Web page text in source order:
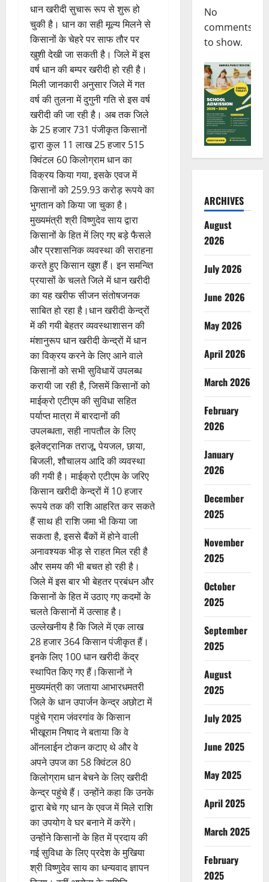
धान खरीदी सुचारू रूप से शुरू हो
चुकी है। धान का सही मूल्य मिलने से
किसानों के चेहरे पर साफ तौर पर
खुशी देखी जा सकती है। जिले में इस
वर्ष धान की बम्पर खरीदी हो रही है।
मिली जानकारी अनुसार जिले में गत
वर्ष की तुलना में दुगुनी गति से इस वर्ष
खरीदी की जा रही है। अब तक जिले
के 25 हजार 731 पंजीकृत किसानों
द्वारा कुल 11 लाख 25 हजार 515
क्विंटल 60 किलोग्राम धान का
विक्रय किया गया, इसके एवज में
किसानों को 259.93 करोड़ रूपये का
भुगतान को किया जा चुका है।
मुख्यमंत्री श्री विष्णुदेव साय द्वारा
किसानों के हित में लिए गए बड़े फैसले
और प्रशासनिक व्यवस्था की सराहना
करते हुए किसान खुश हैं। इन समन्व्ति
प्रयासों के चलते जिले में धान खरीदी
का यह खरीफ सीजन संतोषजनक
साबित हो रहा है।धान खरीदी केन्द्रों
में की गयी बेहतर व्यवस्थाशासन की
मंशानुरूप धान खरीदी केन्द्रों में धान
का विक्रय करने के लिए आने वाले
किसानों को सभी सुविधायें उपलब्ध
करायी जा रही है, जिसमें किसानों को
माईक्रो एटीएम की सुविधा सहित
पर्याप्त मात्रा में बारदानों की
उपलब्धता, सही नापतौल के लिए
इलेक्ट्रानिक तराजू, पेयजल, छाया,
बिजली, शौचालय आदि की व्यवस्था
की गयी है। माईक्रो एटीएम के जरिए
किसान खरीदी केन्द्रों में 10 हजार
रूपये तक की राशि आहरित कर सकते
हैं साथ ही राशि जमा भी किया जा
सकता है, इससे बैंकों में होने वाली
अनावश्यक भीड़ से राहत मिल रही है
और समय की भी बचत हो रही है।
जिले में इस बार भी बेहतर प्रबंधन और
किसानों के हित में उठाए गए कदमों के
चलते किसानों में उत्साह है।
उल्लेखनीय है कि जिले में एक लाख
28 हजार 364 किसान पंजीकृत हैं।
इनके लिए 100 धान खरीदी केंद्र
स्थापित किए गए हैं।किसानों ने
मुख्यमंत्री का जताया आभारधमतरी
जिले के धान उपार्जन केन्द्र अछोटा में
पहुंचे ग्राम जंवरगांव के किसान
भीखूराम निषाद ने बताया कि वे
ऑनलाईन टोकन कटाए थे और वे
अपने उपज का 58 क्विंटल 80
किलोग्राम धान बेचने के लिए खरीदी
केन्द्र पहुंचे हैं। उन्होंने कहा कि उनके
द्वारा बेचे गए धान के एवज में मिले राशि
का उपयोग वे घर बनाने में करेंगे।
उन्होंने किसानों के हित में प्रदाय की
गई सुविधा के लिए प्रदेश के मुखिया
श्री विष्णुदेव साय का धन्यवाद ज्ञापन
No
comments
to show.
ARCHIVES
August
2026
July 2026
June 2026
May 2026
April 2026
March 2026
February
2026
January
2026
December
2025
November
2025
October
2025
September
2025
August
2025
July 2025
June 2025
May 2025
April 2025
March 2025
February
2025